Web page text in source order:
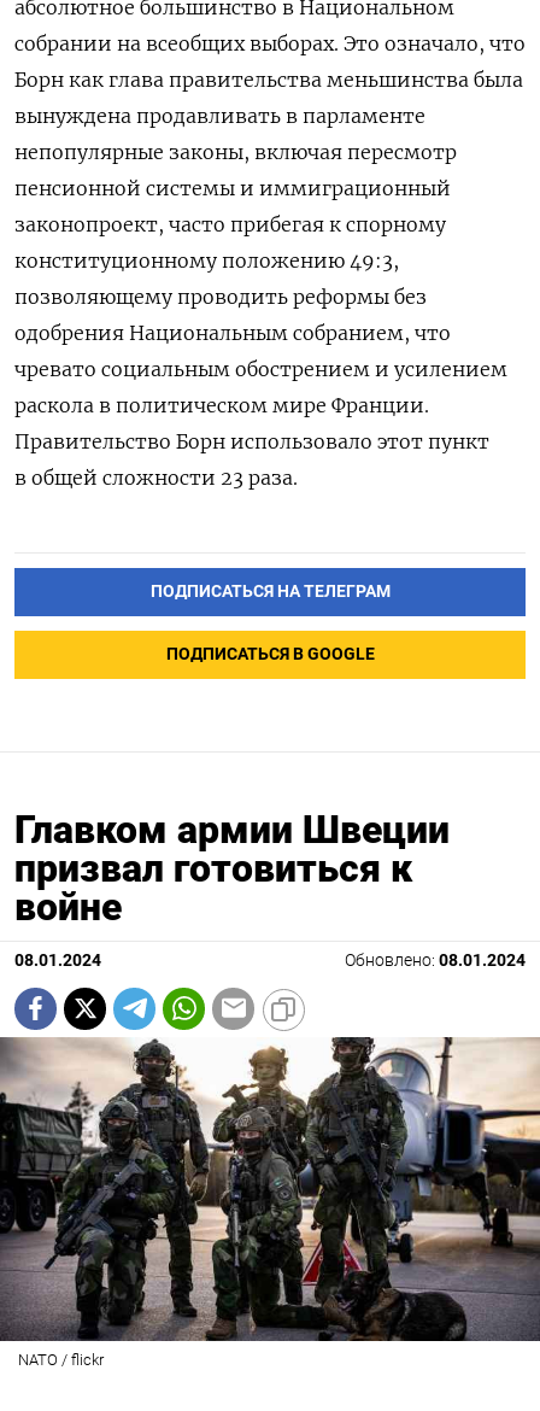
абсолютное большинство в Национальном
собрании на всеобщих выборах. Это означало, что
Борн как глава правительства меньшинства была
вынуждена продавливать в парламенте
непопулярные законы, включая пересмотр
пенсионной системы и иммиграционный
законопроект, часто прибегая к спорному
конституционному положению 49:3,
позволяющему проводить реформы без
одобрения Национальным собранием, что
чревато социальным обострением и усилением
раскола в политическом мире Франции.
Правительство Борн использовало этот пункт
в общей сложности 23 раза.
ПОДПИСАТЬСЯ НА ТЕЛЕГРАМ
ПОДПИСАТЬСЯ В GOOGLE
Главком армии Швеции
призвал готовиться к
войне
08.01.2024 Обновлено: 08.01.2024
NATO / flickr